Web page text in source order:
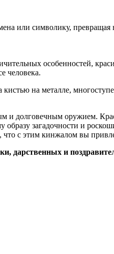
или символику, превращая
особенностей,
человека.
на металле,
и долговечным оружием.
загадочности и
с этим кинжалом вы
дарственных и